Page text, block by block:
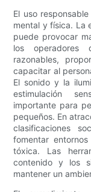
El uso
mental y física. La
puede provocar
los operadores
razonables,
capacitar al
El sonido y la
estimulación
importante para
pequeños. En
clasificaciones
fomentar
tóxica. Las
contenido y los
mantener un